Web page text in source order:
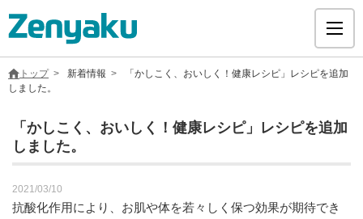
グループについて
サステナビリティ
トップ 新着情報
「かしこく、おいしく！健康レシピ」レシピを追加
しました。
「かしこく、おいしく！健康レシピ」レシピを追加
しました。
2021/03/10
抗酸化作用により、お肌や体を若々しく保つ効果が期待でき